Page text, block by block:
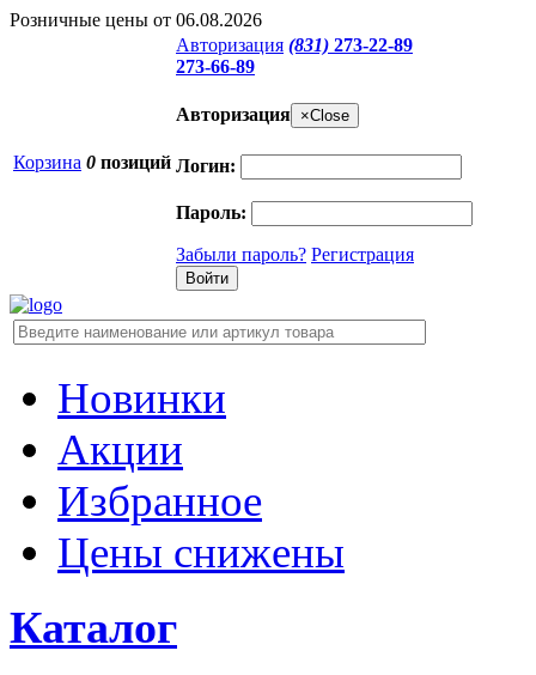
Розничные цены от 06.08.2026
Корзина 0 позиций
Авторизация (831) 273-22-89
273-66-89
Авторизация ×Close
Логин:
Пароль:
Забыли пароль? Регистрация
Новинки
Акции
Избранное
Цены снижены
Каталог